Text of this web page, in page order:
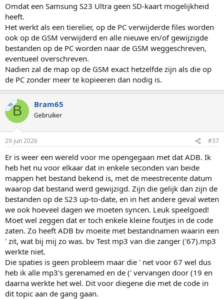
Omdat een Samsung S23 Ultra geen SD-kaart mogelijkheid
heeft.
Het werkt als een tierelier, op de PC verwijderde files worden
ook op de GSM verwijderd en alle nieuwe en/of gewijzigde
bestanden op de PC worden naar de GSM weggeschreven,
eventueel overschreven.
Nadien zal de map op de GSM exact hetzelfde zijn als die op
de PC zonder meer te kopieeren dan nodig is.
TSB Bram65
Gebruiker
29 jun 2026 #37
Er is weer een wereld voor me opengegaan met dat ADB. Ik
heb het nu voor elkaar dat in enkele seconden van beide
mappen het bestand bekend is, met de meestrecente datum
waarop dat bestand werd gewijzigd. Zijn die gelijk dan zijn de
bestanden op de S23 up-to-date, en in het andere geval weten
we ook hoeveel dagen we moeten syncen. Leuk speelgoed!
Moet wel zeggen dat er toch enkele kleine foutjes in de code
zaten. Zo heeft ADB bv moeite met bestandnamen waarin een
' zit, wat bij mij zo was. bv Test mp3 van die zanger ('67).mp3
werkte niet.
Die spaties is geen probleem maar die ' net voor 67 wel dus
heb ik alle mp3's gerenamed en de (' vervangen door (19 en
daarna werkte het wel. Dit voor diegene die met de code in
dit topic aan de gang gaan.